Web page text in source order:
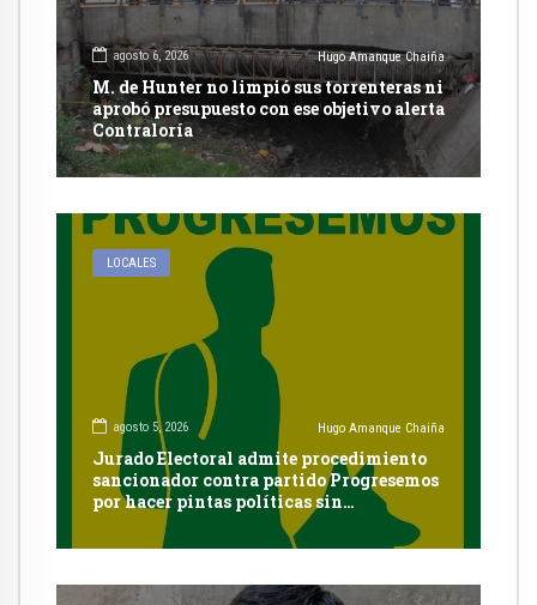
agosto 6, 2026 Hugo Amanque Chaiña
M. de Hunter no limpió sus torrenteras ni
aprobó presupuesto con ese objetivo alerta
Contraloría
LOCALES
agosto 5, 2026 Hugo Amanque Chaiña
Jurado Electoral admite procedimiento
sancionador contra partido Progresemos
por hacer pintas políticas sin
autorización en Cayma